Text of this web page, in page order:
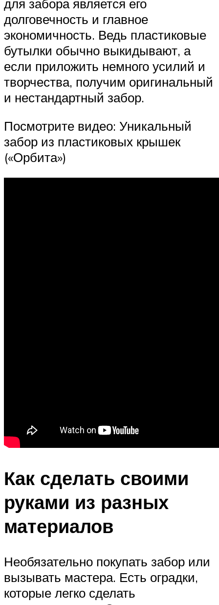
для забора является его
долговечность и главное
экономичность. Ведь пластиковые
бутылки обычно выкидывают, а
если приложить немного усилий и
творчества, получим оригинальный
и нестандартный забор.
Посмотрите видео: Уникальный
забор из пластиковых крышек
(«Орбита»)
Как сделать своими
руками из разных
материалов
Необязательно покупать забор или
вызывать мастера. Есть оградки,
которые легко сделать